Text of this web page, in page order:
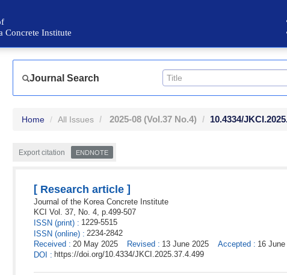
Concrete Institute
Journal Search
Home All Issues 2025-08 (Vol.37 No.4) 10.4334/
Export citation ENDNOTE
[ Research article ]
Journal of the Korea Concrete Institute
KCI Vol. 37, No. 4, p.499-507
ISSN (print) : 1229-5515
ISSN (online) : 2234-2842
Received : 20 May 2025 Revised : 13 June 2025 Accepted : 16
DOI : https://doi.org/10.4334/JKCI.2025.37.4.499